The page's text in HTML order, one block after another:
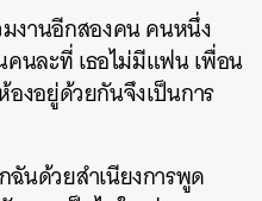
งานอีกสองคน คนหนึ่ง
นละที่ เธอไม่มีแฟน เพื่อน
องอยู่ด้วยกันจึงเป็นการ
นด้วยสำเนียงการพูด